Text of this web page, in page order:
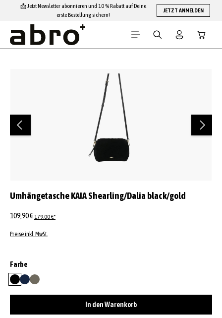
Zum Hauptinhalt springen
📩 Jetzt Newsletter abonnieren und 10 % Rabatt auf Deine
erste Bestellung sichern!
JETZT ANMELDEN
Umhängetasche KAIA Shearling/Dalia black/gold
109,90 € 179,00 €*
Preise inkl. MwSt.
Farbe
black/gold
navytope
In den Warenkorb